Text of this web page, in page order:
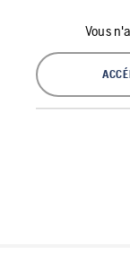
Vous